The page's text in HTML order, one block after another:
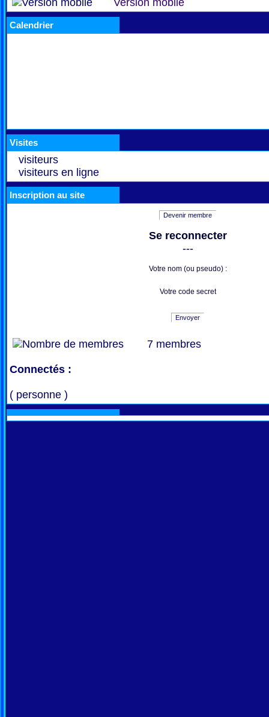
Version mobile
Calendrier
Visites
visiteurs
visiteurs en ligne
Inscription au site
Devenir membre
Se reconnecter
---
Votre nom (ou pseudo) :
Votre code secret
Envoyer
7 membres
Connectés :
( personne )